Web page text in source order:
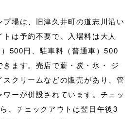
場は、旧津久井町の道志川沿い
は予約不要で、入場料は大人
500円、駐車料（普通車）500
きます。売店で薪・炭・氷・ ジ
スクリームなどの販売があり、管
ーが併設されています。チェッ
、チェックアウトは翌日午後3